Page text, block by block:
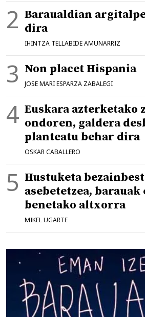
Baraualdian
dira
IHINTZA TELLABIDE AMUNARRIZ
Non placet Hispania
JOSE MARI ESPARZA ZABALEGI
Euskara azterketako
ondoren, galdera
planteatu behar dira
OSKAR CABALLERO
Hustuketa
asebetetzea,
benetako altxorra
MIKEL UGARTE